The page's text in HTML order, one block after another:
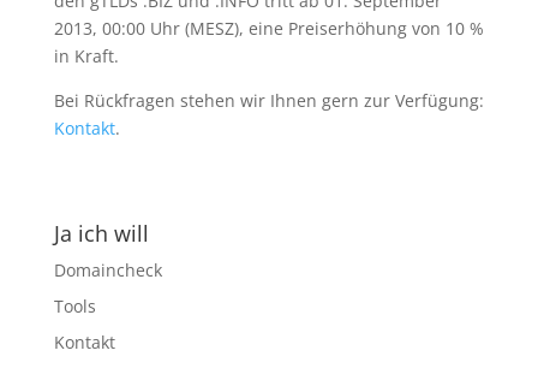
2013, 00:00 Uhr (MESZ), eine Preiserhöhung von 10 %
in Kraft.
Bei Rückfragen stehen wir Ihnen gern zur Verfügung:
Kontakt.
Ja ich will
Domaincheck
Tools
Kontakt